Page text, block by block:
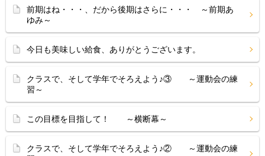
前期はね・・・、だから後期はさらに・・・ ～前期あ
ゆみ～
今日も美味しい給食、ありがとうございます。
クラスで、そして学年でそろえよう♪③ ～運動会の練
習～
この目標を目指して！ ～横断幕～
クラスで、そして学年でそろえよう♪② ～運動会の練